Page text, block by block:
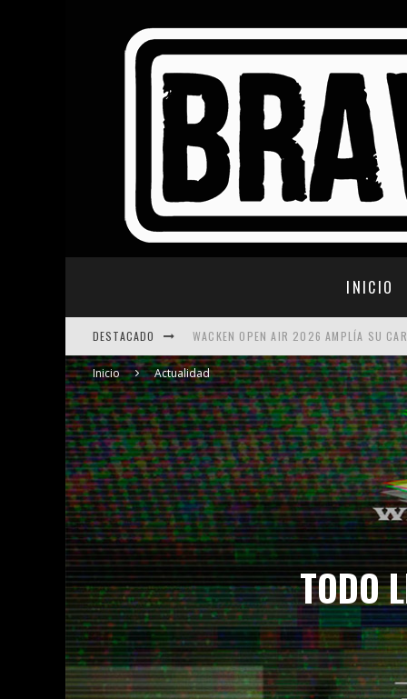
INICIO
DESTACADO WACKEN OPEN AIR 2026 AMPLÍA SU
SWEDEN ROCK FESTIVAL 2026: NUEVAS
WHOREMAGEDDON: EL HEAVY METAL
PARTY.SAN METAL OPEN AIR:
OBSCENE EXTREME 2026: CARTEL
HELLFEST 2026 ANUNCIA SU CARTEL
RUSH RESUCITA EN 2026: NUEVA GIRA
TIM RIPPER OWENS DESATA LA
ENTREVISTA EXCLUSIVA – TIM RIPPER
WACKEN OPEN AIR 2026 APUESTA POR
Inicio Actualidad
TODO